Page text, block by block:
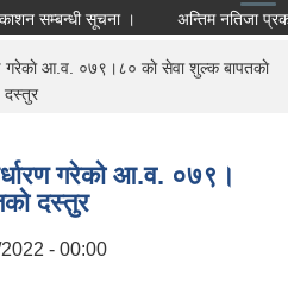
सम्बन्धी सूचना । अन्तिम नतिजा
गरेकाे आ.व. ०७९।८० काे सेवा शुल्क बापतकाे
दस्तुर
गरेकाे आ.व. ०७९।
दस्तुर
- 00:00